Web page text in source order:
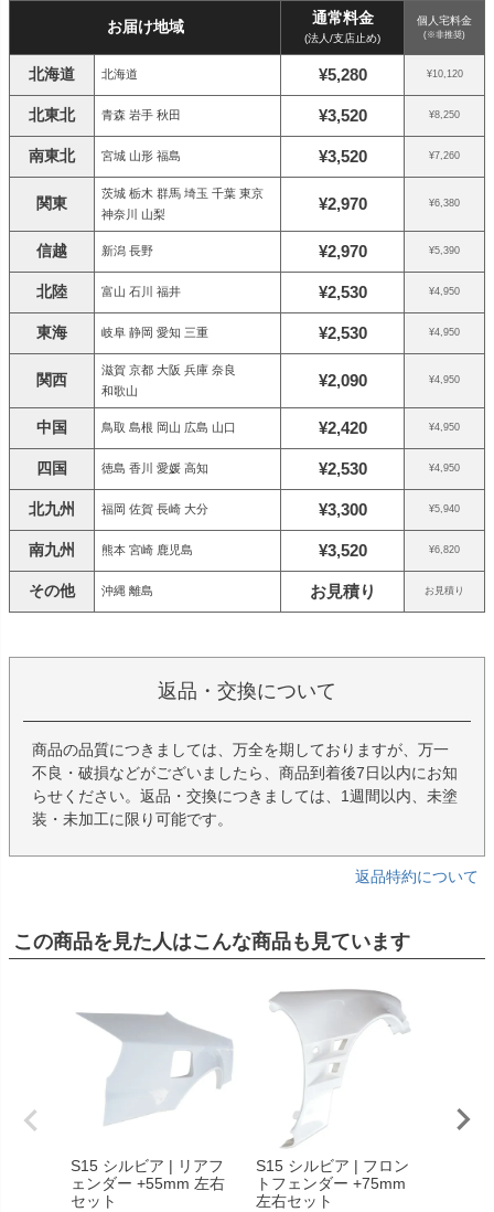
お届け地域 通常料金
(法人/支店止め)
個人宅料金
(※非推奨)
北海道 北海道 ¥5,280 ¥10,120
北東北 青森 岩手 秋田 ¥3,520 ¥8,250
南東北 宮城 山形 福島 ¥3,520 ¥7,260
関東
茨城 栃木 群馬 埼玉 千葉 東京
神奈川 山梨
¥2,970 ¥6,380
信越 新潟 長野 ¥2,970 ¥5,390
北陸 富山 石川 福井 ¥2,530 ¥4,950
東海 岐阜 静岡 愛知 三重 ¥2,530 ¥4,950
関西
滋賀 京都 大阪 兵庫 奈良
和歌山
¥2,090 ¥4,950
中国 鳥取 島根 岡山 広島 山口 ¥2,420 ¥4,950
四国 徳島 香川 愛媛 高知 ¥2,530 ¥4,950
北九州 福岡 佐賀 長崎 大分 ¥3,300 ¥5,940
南九州 熊本 宮崎 鹿児島 ¥3,520 ¥6,820
その他 沖縄 離島 お見積り お見積り
返品・交換について
商品の品質につきましては、万全を期しておりますが、万一
不良・破損などがございましたら、商品到着後7日以内にお知
らせください。返品・交換につきましては、1週間以内、未塗
装・未加工に限り可能です。
返品特約について
この商品を見た人はこんな商品も見ています
S15 シルビア | リアフ
ェンダー +55mm 左右
セット
S15 シルビア | フロン
トフェンダー +75mm
左右セット